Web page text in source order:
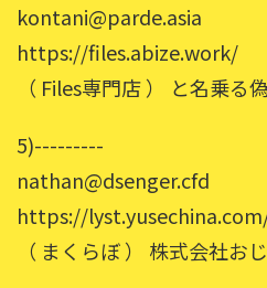
kontani@parde.asia
https://files.abize.work/
（ Files専門店 ） と名乗る
5)---------
nathan@dsenger.cfd
https://
（ まくらぼ ） 株式会社お